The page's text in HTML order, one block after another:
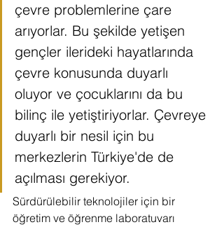
çevre problemlerine çare
arıyorlar. Bu şekilde yetişen
gençler ilerideki hayatlarında
çevre konusunda duyarlı
oluyor ve çocuklarını da bu
bilinç ile yetiştiriyorlar. Çevreye
duyarlı bir nesil için bu
merkezlerin Türkiye'de de
açılması gerekiyor.
Sürdürülebilir teknolojiler için bir
öğretim ve öğrenme laboratuvarı